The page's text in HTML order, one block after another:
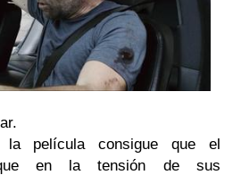
película consigue que el
en la tensión de sus